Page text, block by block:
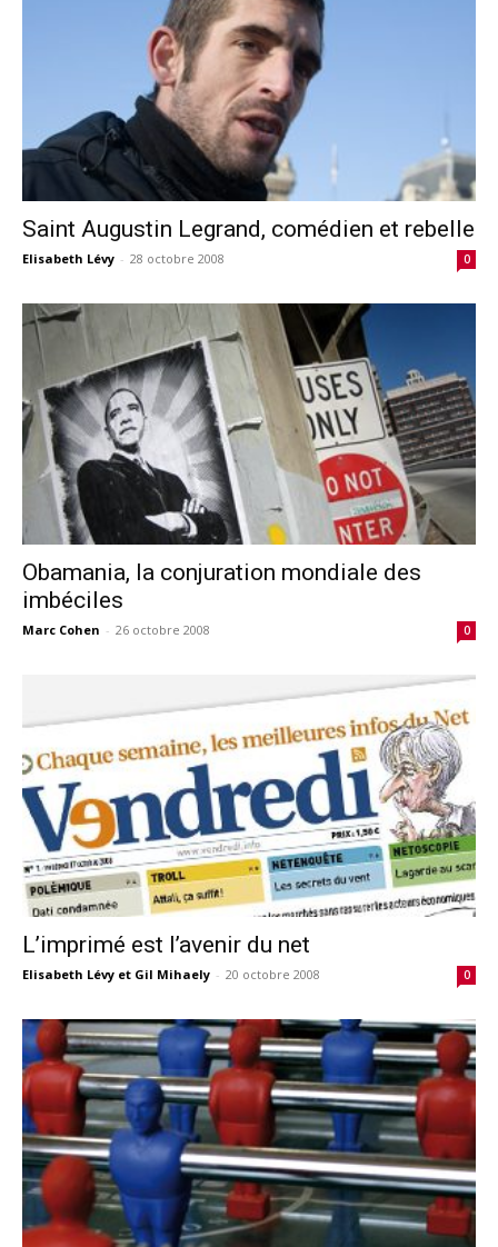
Saint Augustin Legrand, comédien et rebelle
Elisabeth Lévy - 28 octobre 2008 0
Obamania, la conjuration mondiale des
imbéciles
Marc Cohen - 26 octobre 2008 0
L’imprimé est l’avenir du net
Elisabeth Lévy et Gil Mihaely - 20 octobre 2008 0